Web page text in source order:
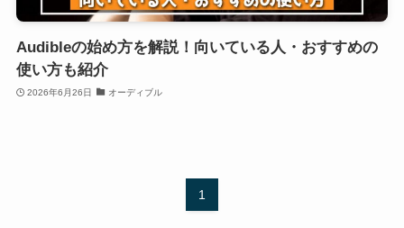
Audibleの始め方を解説！向いている人・おすすめの
使い方も紹介
2026年6月26日 オーディブル
1